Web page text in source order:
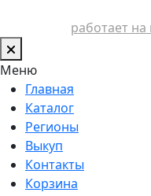
работает
Меню
Главная
Каталог
Регионы
Выкуп
Контакты
Корзина